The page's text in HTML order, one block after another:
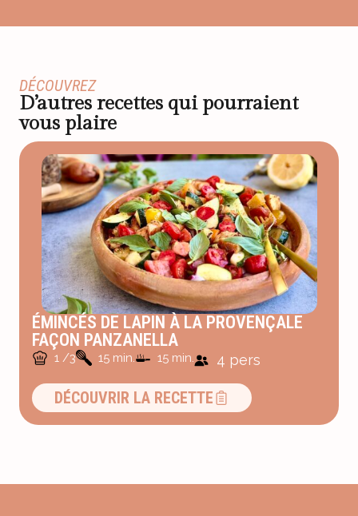
DÉCOUVREZ
D’autres recettes qui pourraient
vous plaire
ÉMINCÉS DE LAPIN À LA PROVENÇALE
FAÇON PANZANELLA
1 /3 15 min. 15 min. 4 pers
DÉCOUVRIR LA RECETTE